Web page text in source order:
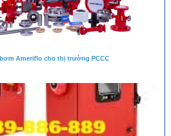
Ameriflo cho thị trường PCCC